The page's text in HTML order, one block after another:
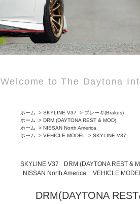
Welcome to The Daytona
ホーム > SKYLINE V37 > ブレーキ(Brakes)
ホーム
> DRM (DAYTONA REST & MOD)
ホーム
> NISSAN North America
ホーム
> VEHICLE MODEL > SKYLINE V37
SKYLINE V37
DRM (DAYTONA REST &
NISSAN North America
VEHICLE MODEL
DRM(DAYTONA